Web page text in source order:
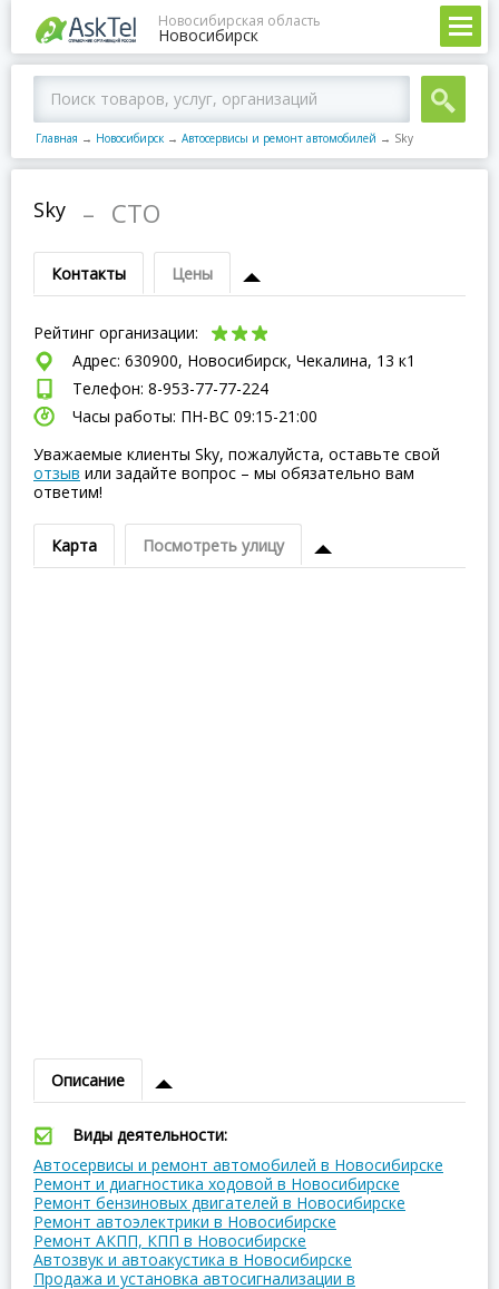
Новосибирская область
Новосибирск
Главная → Новосибирск → Автосервисы и ремонт автомобилей → Sky
Sky – СТО
Контакты Цены
Рейтинг организации:
Адрес: 630900, Новосибирск, Чекалина, 13 к1
Телефон: 8-953-77-77-224
Часы работы: ПН-ВC 09:15-21:00
Уважаемые клиенты Sky, пожалуйста, оставьте свой
отзыв или задайте вопрос – мы обязательно вам
ответим!
Карта Посмотреть улицу
Описание
Виды деятельности:
Автосервисы и ремонт автомобилей в Новосибирске
Ремонт и диагностика ходовой в Новосибирске
Ремонт бензиновых двигателей в Новосибирске
Ремонт автоэлектрики в Новосибирске
Ремонт АКПП, КПП в Новосибирске
Автозвук и автоакустика в Новосибирске
Продажа и установка автосигнализации в